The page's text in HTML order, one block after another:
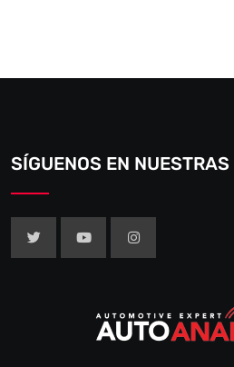
SÍGUENOS EN NUESTRAS